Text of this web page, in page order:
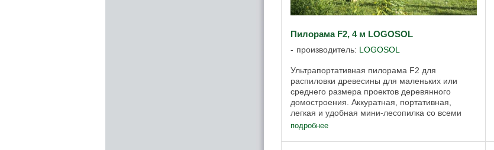
Пилорама F2, 4 м LOGOSOL
производитель: LOGOSOL
Ультрапортативная пилорама F2 для
распиловки древесины для маленьких или
среднего размера проектов деревянного
домостроения. Аккуратная, портативная,
легкая и удобная мини-лесопилка со всеми
функциями для распиловки стволов
подробнее